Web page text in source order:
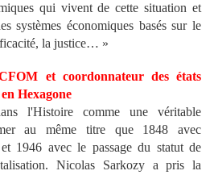
qui vivent de cette situation et
systèmes économiques basés sur le
la justice… »
et coordonnateur des états
Hexagone
l'Histoire comme une véritable
au même titre que 1848 avec
1946 avec le passage du statut de
Nicolas Sarkozy a pris la